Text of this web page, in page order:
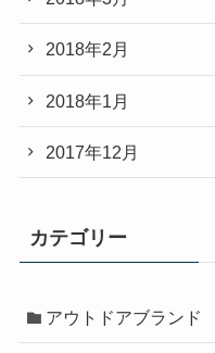
2018年2月
2018年1月
2017年12月
カテゴリー
アウトドアブランド